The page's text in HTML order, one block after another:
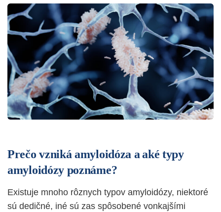
Prečo vzniká amyloidóza a aké typy
amyloidózy poznáme?
Existuje mnoho rôznych typov amyloidózy, niektoré
sú dedičné, iné sú zas spôsobené vonkajšími